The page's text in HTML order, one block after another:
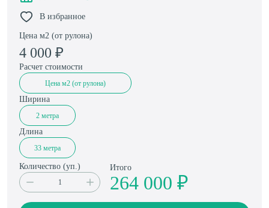
Цена м2 (от рулона)
4 000 ₽
В избранное
Расчет стоимости
Цена м2 (от рулона)
Ширина
2 метра
Длина
33 метра
Количество (уп.) Итого
264 000 ₽